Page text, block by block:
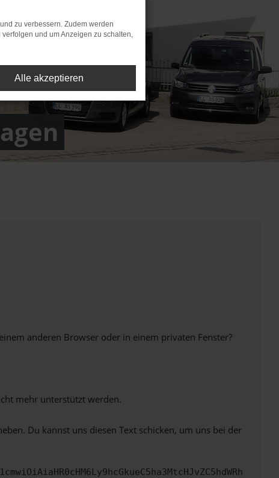
anderen Browser oder in einem privaten Fenster?
mehr unterstützt werden.
Du kannst uns diesen Text schicken, um uns bei der
zu verbessern. Zudem werden
und um Anzeigen zu schalten,
Alle akzeptieren